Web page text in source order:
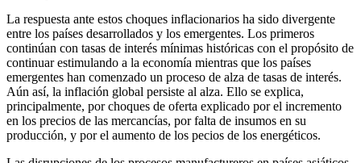
La respuesta ante estos choques inflacionarios ha sido divergente
entre los países desarrollados y los emergentes. Los primeros
continúan con tasas de interés mínimas históricas con el propósito de
continuar estimulando a la economía mientras que los países
emergentes han comenzado un proceso de alza de tasas de interés.
Aún así, la inflación global persiste al alza. Ello se explica,
principalmente, por choques de oferta explicado por el incremento
en los precios de las mercancías, por falta de insumos en su
producción, y por el aumento de los pecios de los energéticos.